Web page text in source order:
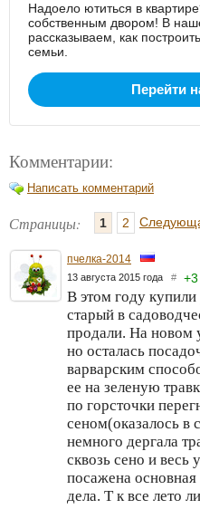
Надоело ютиться в
собственным двором! В
рассказываем, как
семьи.
Перейти
Комментарии:
Написать комментарий
Страницы: 1 2
пчелка-2014
13 августа 2015 года # +3
В этом году купили
старый в
продали. На новом
но осталась
варварским
ее на зеленую
по горсточки
сеном(оказалось в
немного дергала
сквозь сено и весь
посажена
дела. Т к все лето